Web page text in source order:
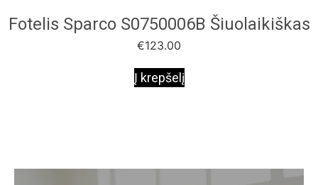
Fotelis Sparco S0750006B Šiuolaikiškas
€123.00
Į krepšelį